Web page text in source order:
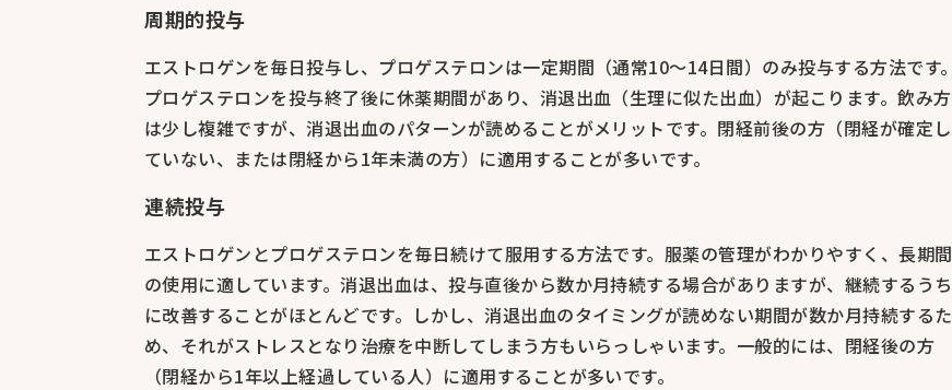
周期的投与
エストロゲンを毎日投与し、プロゲステロンは一定期間（通常10〜14日間）のみ投与する方法です。
プロゲステロンを投与終了後に休薬期間があり、消退出血（生理に似た出血）が起こります。飲み方
は少し複雑ですが、消退出血のパターンが読めることがメリットです。閉経前後の方（閉経が確定し
ていない、または閉経から1年未満の方）に適用することが多いです。
連続投与
エストロゲンとプロゲステロンを毎日続けて服用する方法です。服薬の管理がわかりやすく、長期間
の使用に適しています。消退出血は、投与直後から数か月持続する場合がありますが、継続するうち
に改善することがほとんどです。しかし、消退出血のタイミングが読めない期間が数か月持続するた
め、それがストレスとなり治療を中断してしまう方もいらっしゃいます。一般的には、閉経後の方
（閉経から1年以上経過している人）に適用することが多いです。